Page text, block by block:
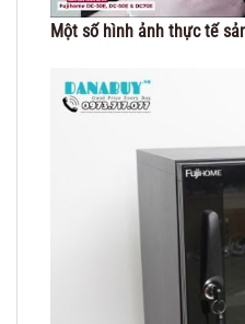
Một số hình ảnh thực tế